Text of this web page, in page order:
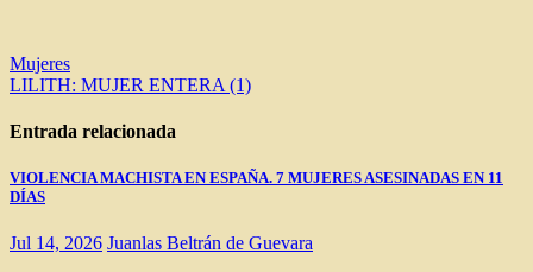
Navegación
de
entradas
Mujeres
LILITH: MUJER ENTERA (1)
Entrada relacionada
VIOLENCIA MACHISTA EN ESPAÑA. 7 MUJERES ASESINADAS EN 11
DÍAS
Jul 14, 2026 Juanlas Beltrán de Guevara